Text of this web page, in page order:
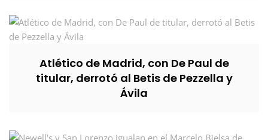
Atlético de Madrid, con De Paul de
titular, derrotó al Betis de Pezzella y
Ávila